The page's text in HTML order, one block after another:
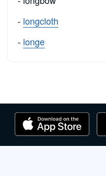
- longcloth
- longe